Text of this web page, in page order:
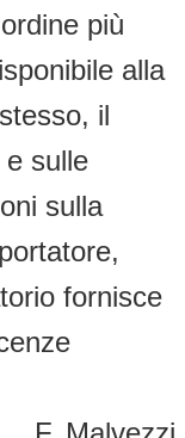
più
alla
il
sulle
sulla
fornisce